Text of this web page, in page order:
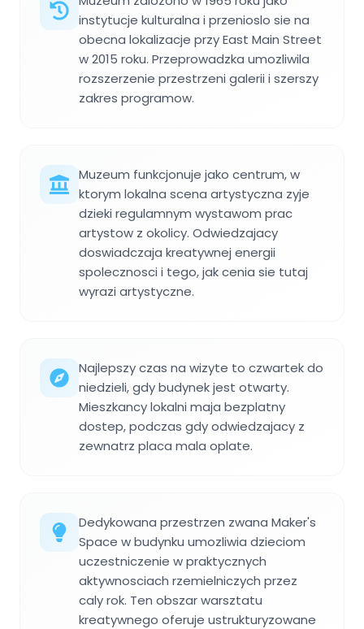
instytucje kulturalna i przenioslo sie na
obecna lokalizacje przy East Main Street
w 2015 roku. Przeprowadzka umozliwila
rozszerzenie przestrzeni galerii i szerszy
zakres programow.
Muzeum funkcjonuje jako centrum, w
ktorym lokalna scena artystyczna zyje
dzieki regulamnym wystawom prac
artystow z okolicy. Odwiedzajacy
doswiadczaja kreatywnej energii
spolecznosci i tego, jak cenia sie tutaj
wyrazi artystyczne.
Najlepszy czas na wizyte to czwartek do
niedzieli, gdy budynek jest otwarty.
Mieszkancy lokalni maja bezplatny
dostep, podczas gdy odwiedzajacy z
zewnatrz placa mala oplate.
Dedykowana przestrzen zwana Maker's
Space w budynku umozliwia dzieciom
uczestniczenie w praktycznych
aktywnosciach rzemielniczych przez
caly rok. Ten obszar warsztatu
kreatywnego oferuje ustrukturyzowane